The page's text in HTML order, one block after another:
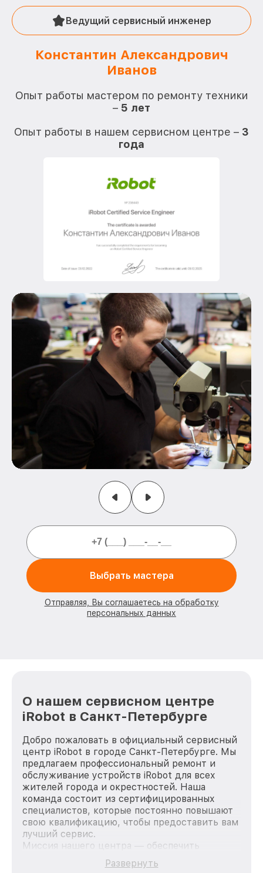
Ведущий сервисный инженер
Константин Александрович
Иванов
Опыт работы мастером по ремонту техники
– 5 лет
Опыт работы в нашем сервисном центре – 3
года
Выбрать мастера
Отправляя, Вы соглашаетесь на обработку
персональных данных
О нашем сервисном центре
iRobot в Санкт-Петербурге
Добро пожаловать в официальный сервисный
центр iRobot в городе Санкт-Петербурге. Мы
предлагаем профессиональный ремонт и
обслуживание устройств iRobot для всех
жителей города и окрестностей. Наша
команда состоит из сертифицированных
специалистов, которые постоянно повышают
свою квалификацию, чтобы предоставить вам
лучший сервис.
Миссия нашего центра — обеспечить
качественный и доступный ремонт для
каждого пользователя продукции iRobot, вне
Развернуть